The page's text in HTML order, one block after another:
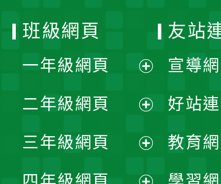
班級網頁
一年級網頁
開
選
單
二年級網頁
開
三年級網頁
友站
宣導
好站
教育